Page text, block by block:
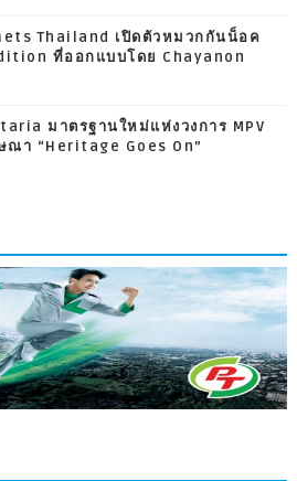
Thailand เปิดตัวหมวกกันน็อค
ที่ออกแบบโดย Chayanon
มาตรฐานใหม่แห่งวงการ MPV
า “Heritage Goes On”